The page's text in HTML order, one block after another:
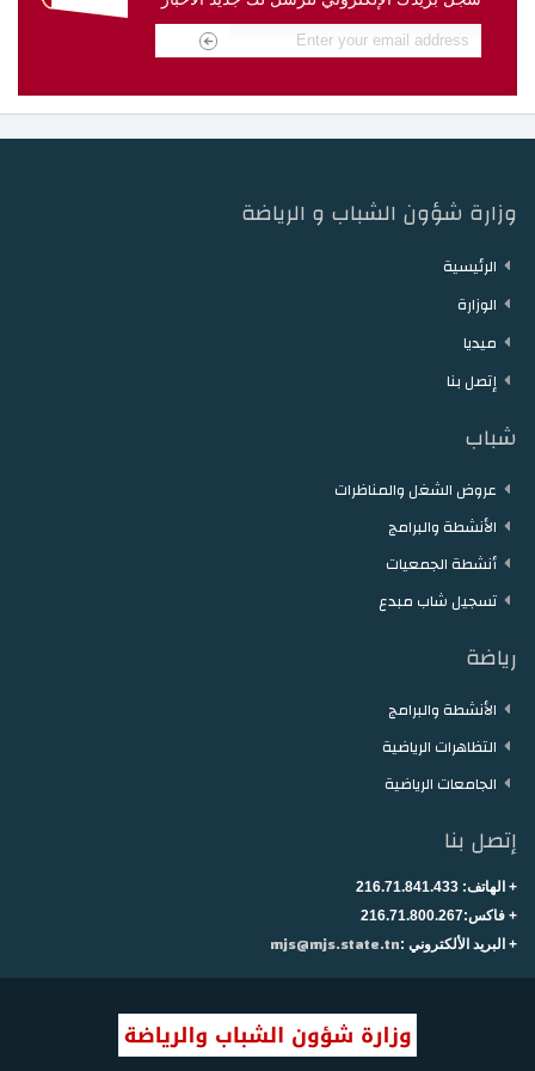
دار الشباب توزر دار الشباب دقاش دار الشباب نفطة
وزارة شؤون الشباب و الرياضة
الرئيسية
الوزارة
ميديا
إتصل بنا
شباب
عروض الشغل والمناظرات
الأنشطة والبرامج
أنشطة الجمعيات
تسجيل شاب مبدع
رياضة
الأنشطة والبرامج
التظاهرات الرياضية
الجامعات الرياضية
إتصل بنا
+ الهاتف: 216.71.841.433
+ فاكس:216.71.800.267
+ البريد الألكتروني :mjs@mjs.state.tn